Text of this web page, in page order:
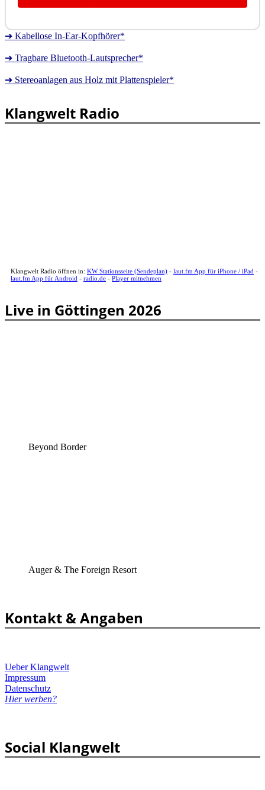
➔ Kabellose In-Ear-Kopfhörer*
➔ Tragbare Bluetooth-Lautsprecher*
➔ Stereoanlagen aus Holz mit Plattenspieler*
Klangwelt Radio
Klangwelt Radio öffnen in: KW Stationsseite (Sendeplan) - laut.fm App für iPhone / iPad -
laut.fm App für Android - radio.de - Player mitnehmen
Live in Göttingen 2026
Beyond Border
Auger & The Foreign Resort
Kontakt & Angaben
Ueber Klangwelt
Impressum
Datenschutz
Hier werben?
Social Klangwelt